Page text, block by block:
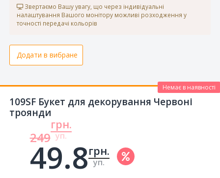
Звертаємо Вашу увагу, що через індивідуальні
налаштування Вашого монітору можливі розходження у
точності передачі кольорів
Додати в вибране
109SF Букет для декорування Червоні
троянди
Немає в наявності
249
грн.
уп.
49.8грн.
уп.